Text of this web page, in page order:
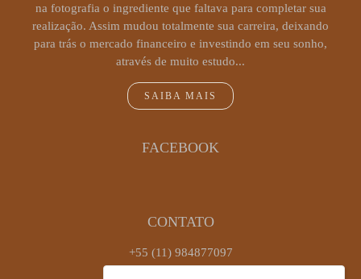
na fotografia o ingrediente que faltava para completar sua
realização. Assim mudou totalmente sua carreira, deixando
para trás o mercado financeiro e investindo em seu sonho,
através de muito estudo...
SAIBA MAIS
FACEBOOK
CONTATO
+55 (11) 984877097